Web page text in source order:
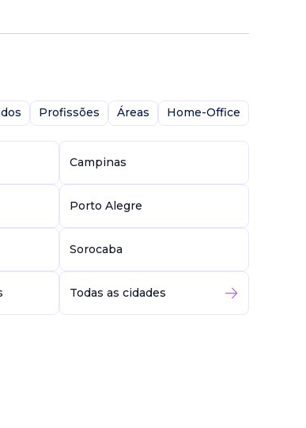
Profissões Áreas Home-Office
Campinas
Porto Alegre
Sorocaba
Todas as cidades